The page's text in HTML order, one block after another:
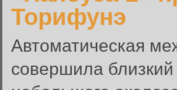
Торифунэ
Автоматическая
совершила